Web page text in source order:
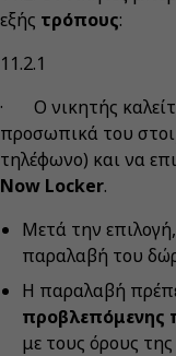
εξής τρόπους:
11.2.1
· Ο νικητής
προσωπικά του
τηλέφωνο) και να
Now Locker.
Μετά την
παραλαβή του
Η παραλαβή
προβλεπόμενης
με τους όρους